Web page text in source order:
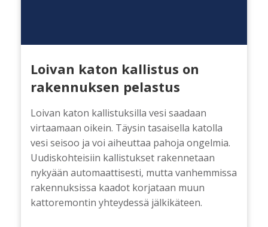
Loivan katon kallistus on
rakennuksen pelastus
Loivan katon kallistuksilla vesi saadaan
virtaamaan oikein. Täysin tasaisella katolla
vesi seisoo ja voi aiheuttaa pahoja ongelmia.
Uudiskohteisiin kallistukset rakennetaan
nykyään automaattisesti, mutta vanhemmissa
rakennuksissa kaadot korjataan muun
kattoremontin yhteydessä jälkikäteen.